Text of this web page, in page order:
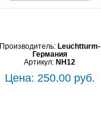
Производитель: Leuchtturm-
Германия
Артикул: NH12
Цена: 250.00 руб.